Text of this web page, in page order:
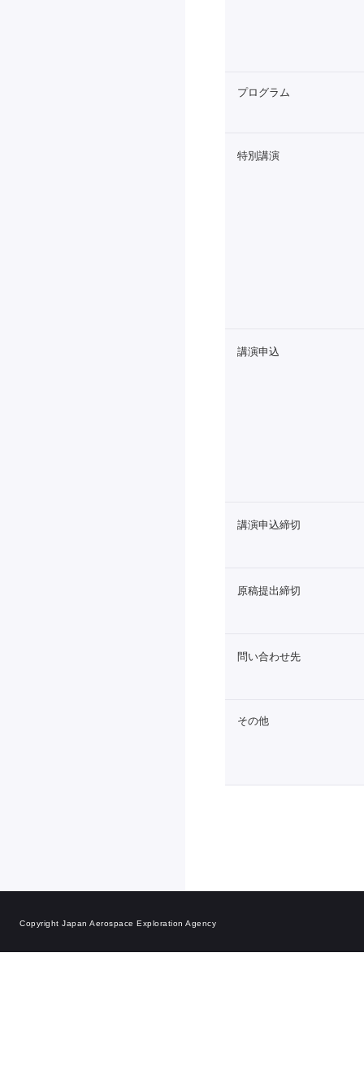
プログラム
特別講演
講演申込
講演申込締切
原稿提出締切
問い合わせ先
その他
Copyright Japan Aerospace Exploration Agency